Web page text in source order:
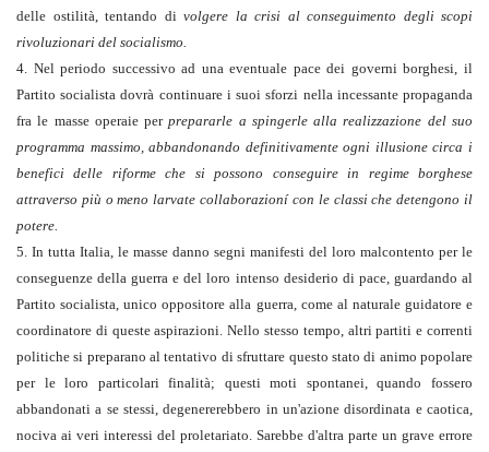
delle ostilità, tentando di volgere la crisi al conseguimento degli scopi
rivoluzionari del socialismo.
4. Nel periodo successivo ad una eventuale pace dei governi borghesi, il
Partito socialista dovrà continuare i suoi sforzi nella incessante propaganda
fra le masse operaie perprepararle a spingerle alla realizzazione del suo
programma massimo, abbandonando definitivamente ogni illusione circa i
benefici delle riforme che si possono conseguire in regime borghese
attraverso più o meno larvate collaborazioní con le classi che detengono il
potere.
5. In tutta Italia, le masse danno segni manifesti del loro malcontento per le
conseguenze della guerra e del loro intenso desiderio di pace, guardando al
Partito socialista, unico oppositore alla guerra, come al naturale guidatore e
coordinatore di queste aspirazioni. Nello stesso tempo, altri partiti e correnti
politiche si preparano al tentativo di sfruttare questo stato di animo popolare
per le loro particolari finalità; questi moti spontanei, quando fossero
abbandonati a se stessi, degenererebbero in un'azione disordinata e caotica,
nociva ai veri interessi del proletariato. Sarebbe d'altra parte un grave errore